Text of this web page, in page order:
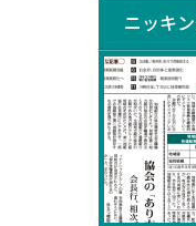
ニッキ